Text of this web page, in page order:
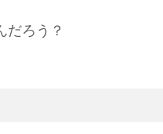
ろう？